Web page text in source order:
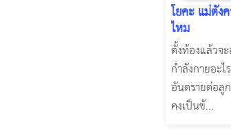
โยคะ แม่ตั้ง
ไหม
ตั้งท้องแล้วจ
กำลังกายอะ
อันตรายต่อลู
คงเป็นข้...